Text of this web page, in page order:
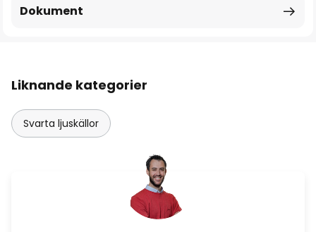
Dokument
Liknande kategorier
Svarta ljuskällor